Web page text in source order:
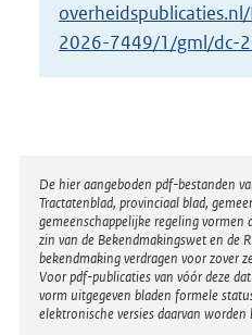
2026-7449/1/gml/dc-
Disclaimer
De hier aangeboden pdf-bestanden
Tractatenblad, provinciaal blad,
gemeenschappelijke regeling
zin van de Bekendmakingswet en de
bekendmaking verdragen voor zover
Voor pdf-publicaties van vóór deze
vorm uitgegeven bladen formele
elektronische versies daarvan worden